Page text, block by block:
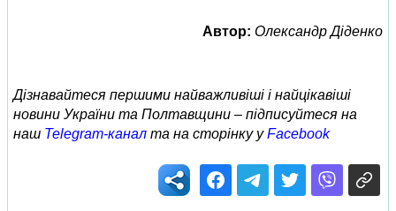
Автор: Олександр Діденко
Дізнавайтеся першими найважливіші і найцікавіші
новини України та Полтавщини – підписуйтеся на
наш Telegram-канал та на сторінку уFacebook